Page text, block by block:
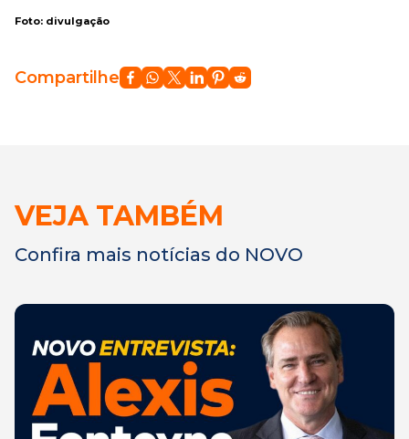
Foto: divulgação
Compartilhe
VEJA TAMBÉM
Confira mais notícias do NOVO